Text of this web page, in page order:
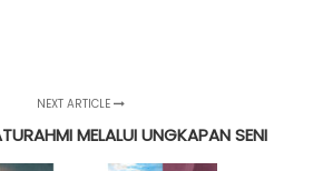
NEXT ARTICLE
MELALUI UNGKAPAN SENI